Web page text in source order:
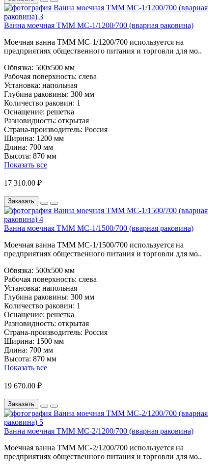
Ванна моечная ТММ МС-1/1200/700 (вварная раковина)
Моечная ванна ТММ МС-1/1200/700 используется на
предприятиях общественного питания и торговли для мо..
Обвязка: 500х500 мм
Рабочая поверхность: слева
Установка: напольная
Глубина раковины: 300 мм
Количество раковин: 1
Оснащение: решетка
Разновидность: открытая
Страна-производитель: Россия
Ширина: 1200 мм
Длина: 700 мм
Высота: 870 мм
Показать все
17 310.00 ₽
Заказать
Ванна моечная ТММ МС-1/1500/700 (вварная раковина)
Моечная ванна ТММ МС-1/1500/700 используется на
предприятиях общественного питания и торговли для мо..
Обвязка: 500х500 мм
Рабочая поверхность: слева
Установка: напольная
Глубина раковины: 300 мм
Количество раковин: 1
Оснащение: решетка
Разновидность: открытая
Страна-производитель: Россия
Ширина: 1500 мм
Длина: 700 мм
Высота: 870 мм
Показать все
19 670.00 ₽
Заказать
Ванна моечная ТММ МС-2/1200/700 (вварная раковина)
Моечная ванна ТММ МС-2/1200/700 используется на
предприятиях общественного питания и торговли для мо..